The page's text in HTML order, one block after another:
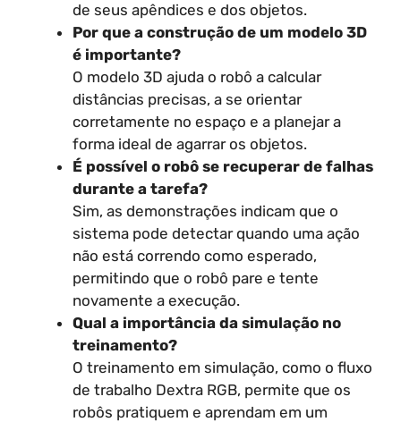
de seus apêndices e dos objetos.
Por que a construção de um modelo 3D
é importante?
O modelo 3D ajuda o robô a calcular
distâncias precisas, a se orientar
corretamente no espaço e a planejar a
forma ideal de agarrar os objetos.
É possível o robô se recuperar de falhas
durante a tarefa?
Sim, as demonstrações indicam que o
sistema pode detectar quando uma ação
não está correndo como esperado,
permitindo que o robô pare e tente
novamente a execução.
Qual a importância da simulação no
treinamento?
O treinamento em simulação, como o fluxo
de trabalho Dextra RGB, permite que os
robôs pratiquem e aprendam em um